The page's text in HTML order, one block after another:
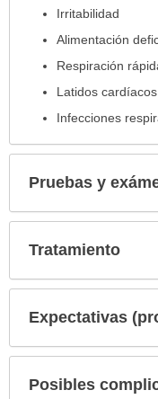
Irritabilidad
Alimentación
Respiración
Latidos
Infecciones
Pruebas y
Tratamiento
Expectativas
Posibles